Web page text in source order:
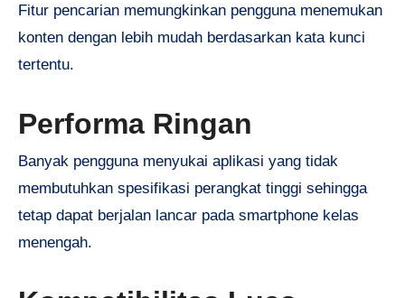
Fitur pencarian memungkinkan pengguna menemukan
konten dengan lebih mudah berdasarkan kata kunci
tertentu.
Performa Ringan
Banyak pengguna menyukai aplikasi yang tidak
membutuhkan spesifikasi perangkat tinggi sehingga
tetap dapat berjalan lancar pada smartphone kelas
menengah.